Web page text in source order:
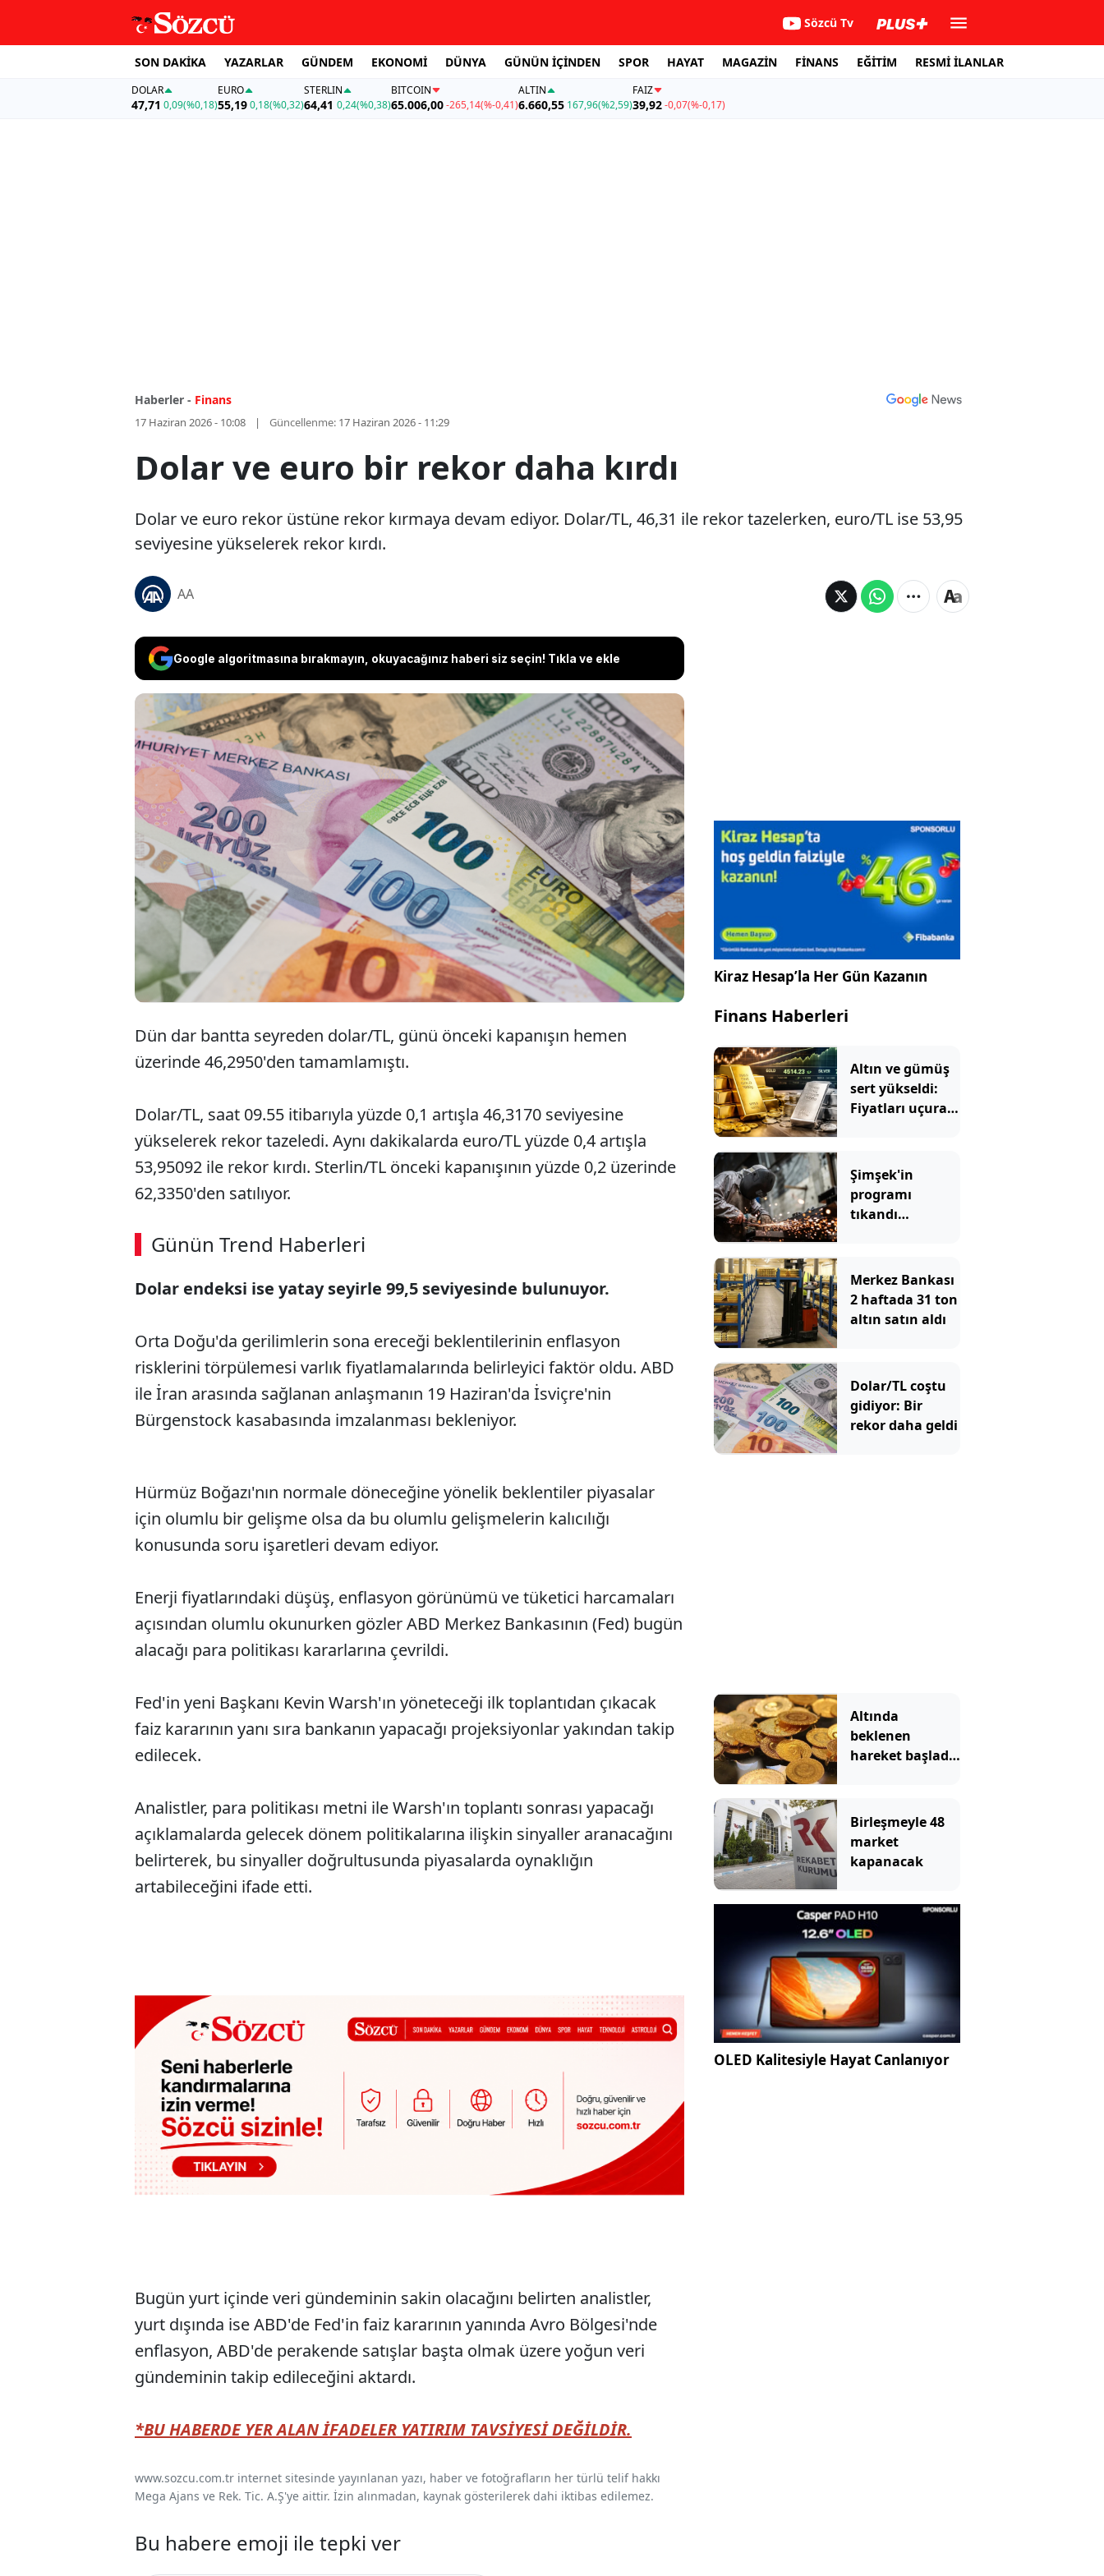
Sözcü Tv
SON DAKİKA YAZARLAR GÜNDEM EKONOMİ DÜNYA GÜNÜN İÇİNDEN SPOR HAYAT MAGAZİN FİNANS EĞİTİM RESMİ İLANLAR
DOLAR
47,71 0,09(%0,18)
EURO
55,19 0,18(%0,32)
STERLIN
64,41 0,24(%0,38)
BITCOIN
65.006,00-265,14(%-0,41)
ALTIN
6.660,55 167,96(%2,59)
FAİZ
39,92-0,07(%-0,17)
Haberler - Finans
17 Haziran 2026 - 10:08 Güncellenme: 17 Haziran 2026 - 11:29
Dolar ve euro bir rekor daha kırdı
Dolar ve euro rekor üstüne rekor kırmaya devam ediyor. Dolar/TL, 46,31 ile rekor tazelerken, euro/TL ise 53,95
seviyesine yükselerek rekor kırdı.
AA
Google algoritmasına bırakmayın, okuyacağınız haberi siz seçin! Tıkla ve ekle
Dolar ve euro rekor üstüne rekor kırmaya devam
ediyor. Dolar/TL, 46,31 ile rekor tazelerken, euro/TL ise
53,95 seviyesine yükselerek rekor kırdı.
Dün dar bantta seyreden dolar/TL, günü önceki kapanışın hemen
üzerinde 46,2950'den tamamlamıştı.
Dolar/TL, saat 09.55 itibarıyla yüzde 0,1 artışla 46,3170 seviyesine
yükselerek rekor tazeledi. Aynı dakikalarda euro/TL yüzde 0,4 artışla
53,95092 ile rekor kırdı. Sterlin/TL önceki kapanışının yüzde 0,2 üzerinde
62,3350'den satılıyor.
Günün Trend Haberleri
00:02 / 08:43
Dolar endeksi ise yatay seyirle 99,5 seviyesinde bulunuyor.
Orta Doğu'da gerilimlerin sona ereceği beklentilerinin enflasyon
risklerini törpülemesi varlık fiyatlamalarında belirleyici faktör oldu. ABD
ile İran arasında sağlanan anlaşmanın 19 Haziran'da İsviçre'nin
Bürgenstock kasabasında imzalanması bekleniyor.
Hürmüz Boğazı'nın normale döneceğine yönelik beklentiler piyasalar
için olumlu bir gelişme olsa da bu olumlu gelişmelerin kalıcılığı
konusunda soru işaretleri devam ediyor.
Enerji fiyatlarındaki düşüş, enflasyon görünümü ve tüketici harcamaları
açısından olumlu okunurken gözler ABD Merkez Bankasının (Fed) bugün
alacağı para politikası kararlarına çevrildi.
Fed'in yeni Başkanı Kevin Warsh'ın yöneteceği ilk toplantıdan çıkacak
faiz kararının yanı sıra bankanın yapacağı projeksiyonlar yakından takip
edilecek.
Analistler, para politikası metni ile Warsh'ın toplantı sonrası yapacağı
açıklamalarda gelecek dönem politikalarına ilişkin sinyaller aranacağını
belirterek, bu sinyaller doğrultusunda piyasalarda oynaklığın
artabileceğini ifade etti.
Bugün yurt içinde veri gündeminin sakin olacağını belirten analistler,
yurt dışında ise ABD'de Fed'in faiz kararının yanında Avro Bölgesi'nde
enflasyon, ABD'de perakende satışlar başta olmak üzere yoğun veri
gündeminin takip edileceğini aktardı.
*BU HABERDE YER ALAN İFADELER YATIRIM TAVSİYESİ DEĞİLDİR.
www.sozcu.com.tr internet sitesinde yayınlanan yazı, haber ve fotoğrafların her türlü telif hakkı
Mega Ajans ve Rek. Tic. A.Ş'ye aittir. İzin alınmadan, kaynak gösterilerek dahi iktibas edilemez.
Bu habere emoji ile tepki ver
Kiraz Hesap’la Her Gün Kazanın
Finans Haberleri
Altın ve gümüş
sert yükseldi:
Fiyatları uçuran
Şimşek'in
programı
tıkandı
Merkez Bankası
2 haftada 31 ton
altın satın aldı
Dolar/TL coştu
gidiyor: Bir
rekor daha geldi
Altında
beklenen
hareket başladı!
Birleşmeyle 48
market
kapanacak
OLED Kalitesiyle Hayat Canlanıyor